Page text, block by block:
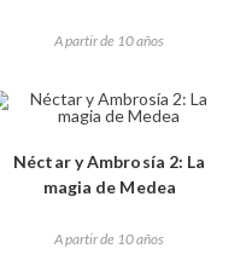
A partir de 10 años
Néctar y Ambrosía 2: La
magia de Medea
A partir de 10 años